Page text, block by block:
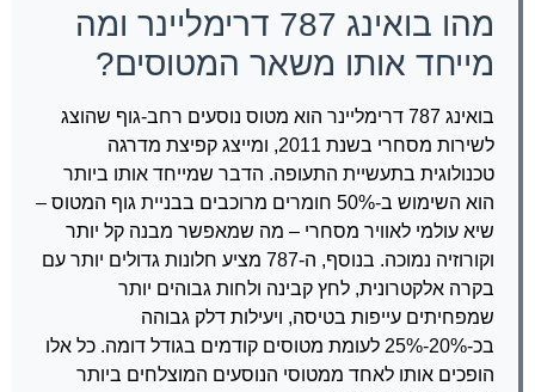
מהו בואינג 787 דרימליינר ומה
מייחד אותו משאר המטוסים?
בואינג 787 דרימליינר הוא מטוס נוסעים רחב-גוף שהוצג
לשירות מסחרי בשנת 2011, ומייצג קפיצת מדרגה
טכנולוגית בתעשיית התעופה. הדבר שמייחד אותו ביותר
הוא השימוש ב-50% חומרים מרוכבים בבניית גוף המטוס –
שיא עולמי לאוויר מסחרי – מה שמאפשר מבנה קל יותר
וקורוזיה נמוכה. בנוסף, ה-787 מציע חלונות גדולים יותר עם
בקרה אלקטרונית, לחץ קבינה ולחות גבוהים יותר
שמפחיתים עייפות בטיסה, ויעילות דלק גבוהה
בכ-20%-25% לעומת מטוסים קודמים בגודל דומה. כל אלו
הופכים אותו לאחד ממטוסי הנוסעים המוצלחים ביותר